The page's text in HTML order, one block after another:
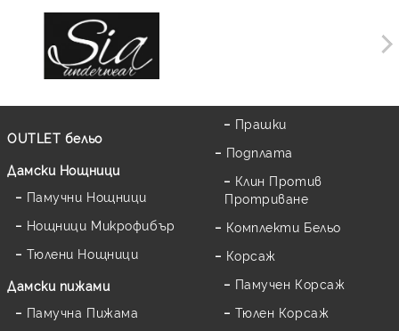
OUTLET бельо
Дамски Нощници
Памучни Нощници
Нощници Микрофибър
Тюлени Нощници
Дамски пижами
Памучна Пижама
Прашки
Подплата
Клин Против
Протриване
Комплекти Бельо
Корсаж
Памучен Корсаж
Тюлен Корсаж